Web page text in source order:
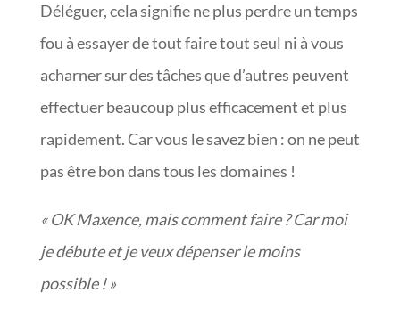
Déléguer, cela signifie ne plus perdre un temps
fou à essayer de tout faire tout seul ni à vous
acharner sur des tâches que d’autres peuvent
effectuer beaucoup plus efficacement et plus
rapidement. Car vous le savez bien : on ne peut
pas être bon dans tous les domaines !
« OK Maxence, mais comment faire ? Car moi
je débute et je veux dépenser le moins
possible ! »